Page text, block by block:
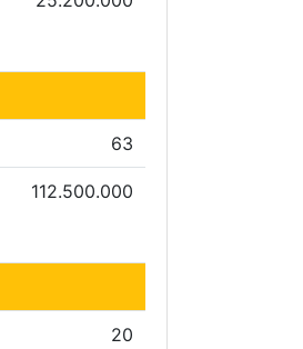
63
112.500.000
20